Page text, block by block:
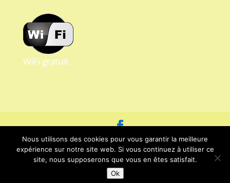
WiFi gratuit
Crédits Patrick RALUY - Tous droits réservés -
Mentions légales et protection des
données.
Nous utilisons des cookies pour vous garantir la meilleure
expérience sur notre site web. Si vous continuez à utiliser ce
site, nous supposerons que vous en êtes satisfait.
Ok